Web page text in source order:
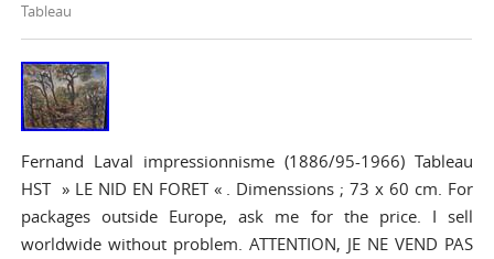
Tableau
Fernand Laval impressionnisme (1886/95-1966) Tableau
HST » LE NID EN FORET « . Dimenssions ; 73 x 60 cm. For
packages outside Europe, ask me for the price. I sell
worldwide without problem. ATTENTION, JE NE VEND PAS